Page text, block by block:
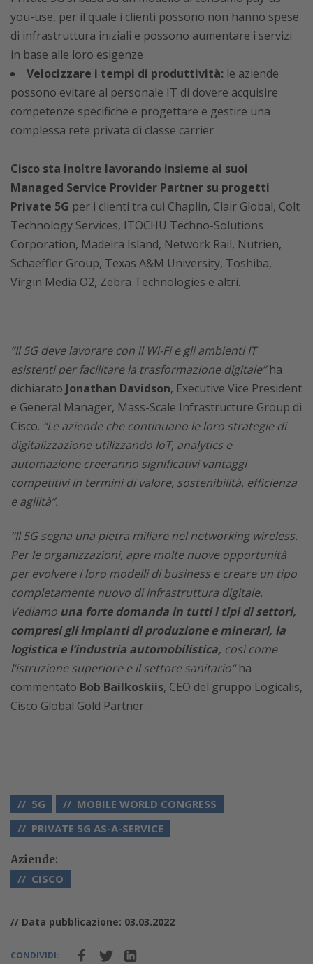
you-use, per il quale i clienti possono non hanno spese
di infrastruttura iniziali e possono aumentare i servizi
in base alle loro esigenze
Velocizzare i tempi di produttività: le aziende
possono evitare al personale IT di dovere acquisire
competenze specifiche e progettare e gestire una
complessa rete privata di classe carrier
Cisco sta inoltre lavorando insieme ai suoi
Managed Service Provider Partner su progetti
Private 5G per i clienti tra cui Chaplin, Clair Global, Colt
Technology Services, ITOCHU Techno-Solutions
Corporation, Madeira Island, Network Rail, Nutrien,
Schaeffler Group, Texas A&M University, Toshiba,
Virgin Media O2, Zebra Technologies e altri.
“Il 5G deve lavorare con il Wi-Fi e gli ambienti IT
esistenti per facilitare la trasformazione digitale”ha
dichiarato Jonathan Davidson, Executive Vice President
e General Manager, Mass-Scale Infrastructure Group di
Cisco. “Le aziende che continuano le loro strategie di
digitalizzazione utilizzando IoT, analytics e
automazione creeranno significativi vantaggi
competitivi in termini di valore, sostenibilità, efficienza
e agilità”.
“Il 5G segna una pietra miliare nel networking wireless.
Per le organizzazioni, apre molte nuove opportunità
per evolvere i loro modelli di business e creare un tipo
completamente nuovo di infrastruttura digitale.
Vediamo una forte domanda in tutti i tipi di settori,
compresi gli impianti di produzione e minerari, la
logistica e l’industria automobilistica, così come
l’istruzione superiore e il settore sanitario”ha
commentato Bob Bailkoskiis, CEO del gruppo Logicalis,
Cisco Global Gold Partner.
5G
MOBILE WORLD CONGRESS
PRIVATE 5G AS-A-SERVICE
Aziende:
CISCO
// Data pubblicazione: 03.03.2022
CONDIVIDI: